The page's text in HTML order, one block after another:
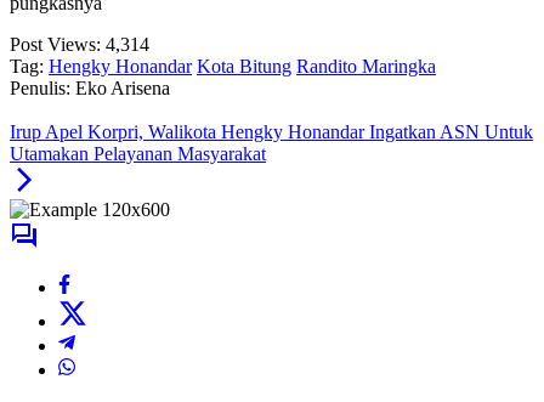
Post Views: 4,314
Tag: Hengky Honandar Kota Bitung Randito Maringka
Penulis: Eko Arisena
Irup Apel Korpri, Walikota Hengky Honandar Ingatkan ASN Untuk
Utamakan Pelayanan Masyarakat